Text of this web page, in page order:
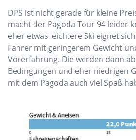
DPS ist nicht gerade für kleine
macht der Pagoda Tour 94 leider
eher etwas leichtere Ski eignet
Fahrer mit geringerem Gewicht
Vorerfahrung. Die werden dann
Bedingungen und eher niedrigen
mit dem Pagoda auch viel Spaß